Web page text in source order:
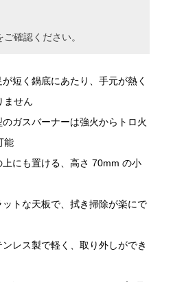
確認ください。
短く鍋底にあたり、手元が熱く
ません
ガスバーナーは強火からトロ火
能
にも置ける、高さ 70mm の小
トな天板で、拭き掃除が楽にで
レス製で軽く、取り外しができ